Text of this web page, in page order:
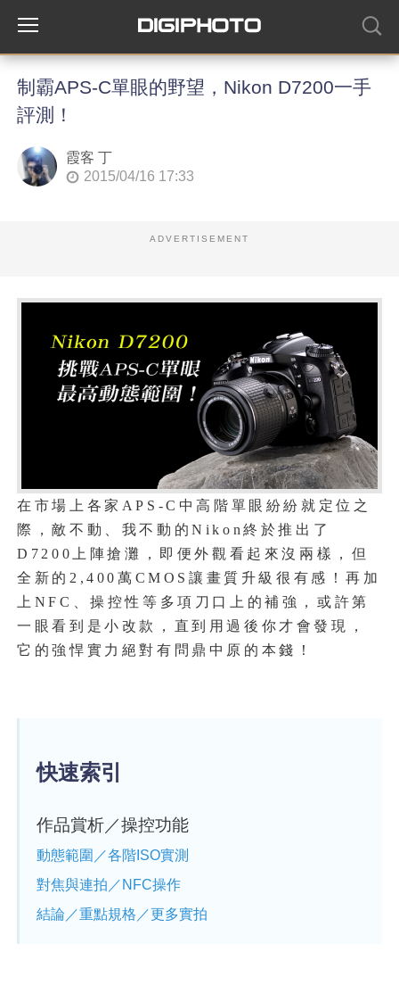
制霸APS-C單眼的野望，Nikon D7200一手
評測！
霞客 丁
2015/04/16 17:33
ADVERTISEMENT
在市場上各家 APS-C 中高階單眼紛紛就定位之
際，敵不動、我不動的Nikon終於推出了
D7200上陣搶灘，即便外觀看起來沒兩樣，但
全新的 2,400 萬 CMOS讓畫質升級很有感！再加
上 NFC 、操控性等多項刀口上的補強，或許第
一眼看到是小改款，直到用過後你才會發現，
它的強悍實力絕對有問鼎中原的本錢！
快速索引
作品賞析／操控功能
動態範圍／各階ISO實測
對焦與連拍／NFC操作
結論／重點規格／更多實拍